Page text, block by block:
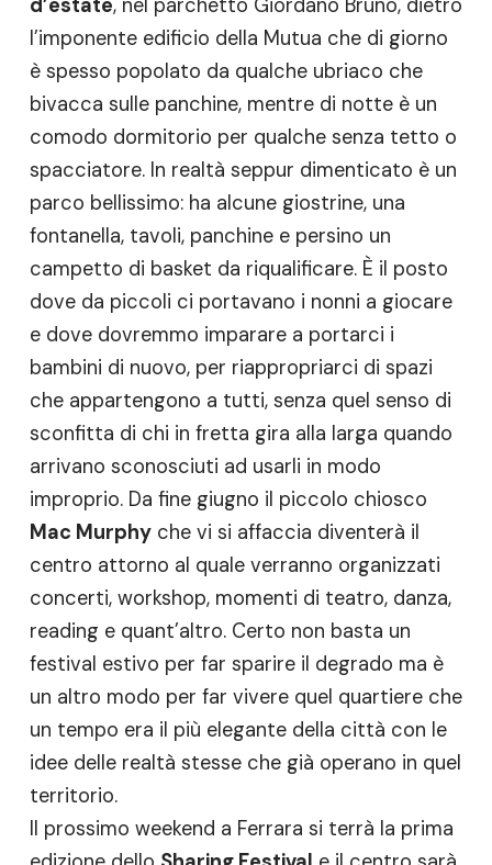
d’estate, nel parchetto Giordano Bruno, dietro
l’imponente edificio della Mutua che di giorno
è spesso popolato da qualche ubriaco che
bivacca sulle panchine, mentre di notte è un
comodo dormitorio per qualche senza tetto o
spacciatore. In realtà seppur dimenticato è un
parco bellissimo: ha alcune giostrine, una
fontanella, tavoli, panchine e persino un
campetto di basket da riqualificare. È il posto
dove da piccoli ci portavano i nonni a giocare
e dove dovremmo imparare a portarci i
bambini di nuovo, per riappropriarci di spazi
che appartengono a tutti, senza quel senso di
sconfitta di chi in fretta gira alla larga quando
arrivano sconosciuti ad usarli in modo
improprio. Da fine giugno il piccolo chiosco
Mac Murphyche vi si affaccia diventerà il
centro attorno al quale verranno organizzati
concerti, workshop, momenti di teatro, danza,
reading e quant’altro. Certo non basta un
festival estivo per far sparire il degrado ma è
un altro modo per far vivere quel quartiere che
un tempo era il più elegante della città con le
idee delle realtà stesse che già operano in quel
territorio.
Il prossimo weekend a Ferrara si terrà la prima